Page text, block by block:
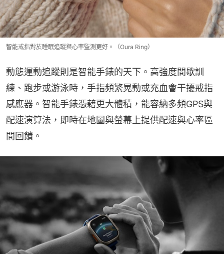
智能戒指對於睡眠追蹤與心率監測更好。（Oura Ring）
動態運動追蹤則是智能手錶的天下。高強度間歇訓
練、跑步或游泳時，手指頻繁晃動或充血會干擾戒指
感應器。智能手錶憑藉更大體積，能容納多頻GPS與
配速演算法，即時在地圖與螢幕上提供配速與心率區
間回饋。